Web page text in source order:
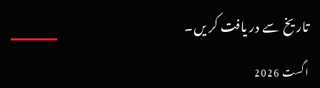
تاریخ سے دریافت کریں۔
اگست 2026